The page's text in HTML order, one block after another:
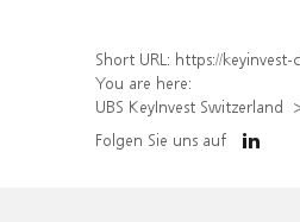
Short URL: https://keyinvest-ch.ubs.com/
You are here:
UBS KeyInvest Switzerland
Folgen Sie uns auf